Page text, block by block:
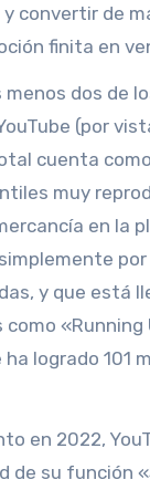
convertir de
finita en
dos de
(por
cuenta
muy
en la
y que está
«Running
ha logrado 101
en 2022,
de su función